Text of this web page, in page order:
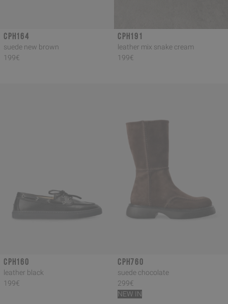
CPH164
suede new brown
199€
CPH191
leather mix snake cream
199€
CPH160
leather black
199€
CPH760
suede chocolate
299€
NEW IN